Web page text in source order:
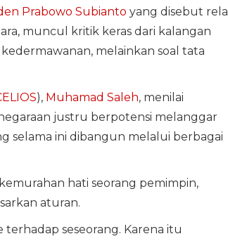
Prabowo Subianto yang disebut rela
muncul kritik keras dari kalangan
melainkan soal tata
), Muhamad Saleh, menilai
justru berpotensi melanggar
selama ini dibangun melalui berbagai
hati seorang pemimpin,
aturan.
seseorang. Karena itu